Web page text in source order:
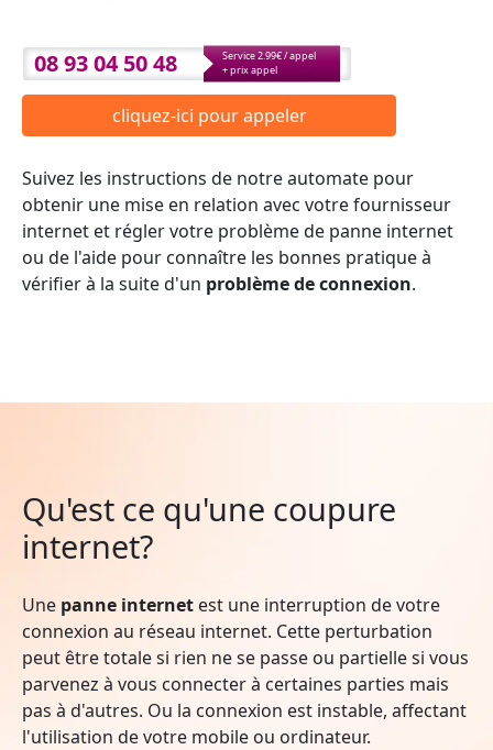
08 93 04 50 48
Service 2.99€ / appel
+ prix appel
cliquez-ici pour appeler
Suivez les instructions de notre automate pour
obtenir une mise en relation avec votre fournisseur
internet et régler votre problème de panne internet
ou de l'aide pour connaître les bonnes pratique à
vérifier à la suite d'un problème de connexion.
Qu'est ce qu'une coupure
internet?
Une panne internet est une interruption de votre
connexion au réseau internet. Cette perturbation
peut être totale si rien ne se passe ou partielle si vous
parvenez à vous connecter à certaines parties mais
pas à d'autres. Ou la connexion est instable, affectant
l'utilisation de votre mobile ou ordinateur.